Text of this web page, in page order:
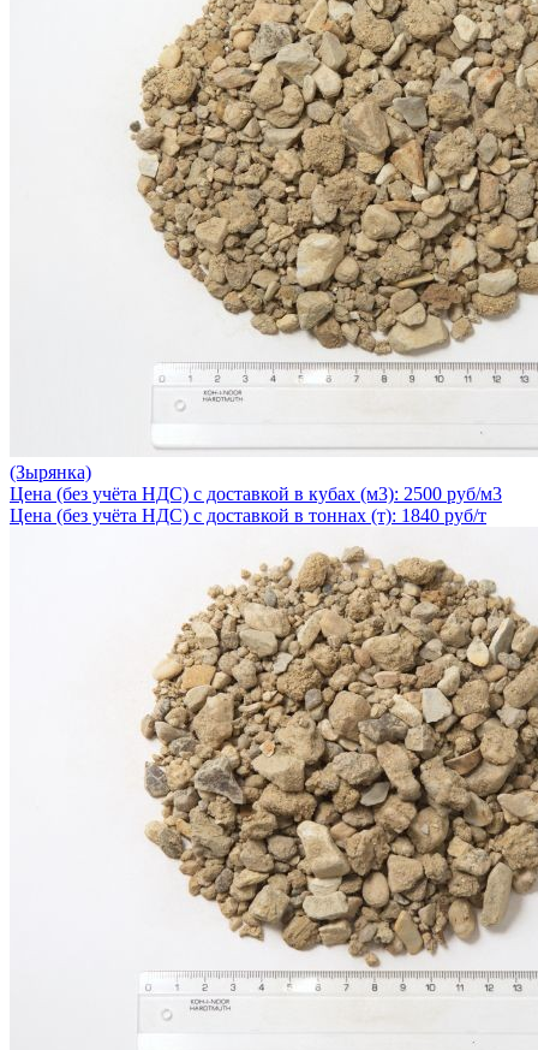
(Зырянка)
Цена (без учёта НДС) с доставкой в кубах (м3): 2500 руб/м3
Цена (без учёта НДС) с доставкой в тоннах (т): 1840 руб/т